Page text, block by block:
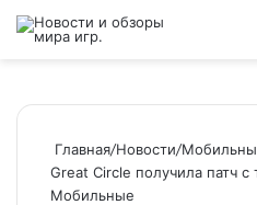
Главная/Новости/
Great Circle получила патч c
Мобильные